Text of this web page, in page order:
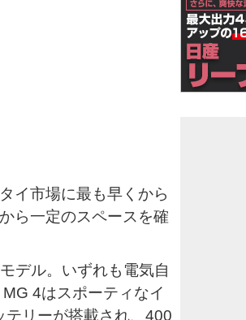
イ市場に最も早くから
ら一定のスペースを確
デル。いずれも電気自
4はスポーティなイ
テリーが搭載され、400